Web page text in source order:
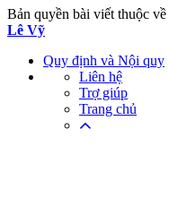
Bản quyền bài viết thuộc về
Lê Vỹ
Quy định và Nội quy
Liên hệ
Trợ giúp
Trang chủ